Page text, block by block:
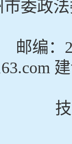
市委政
邮编：